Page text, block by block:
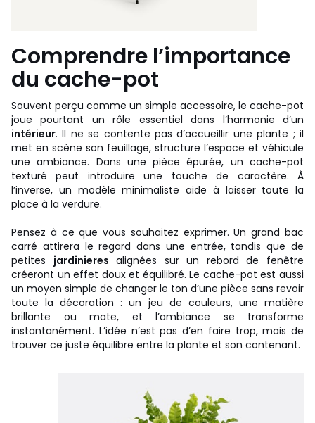
Comprendre l’importance
du cache-pot
Souvent perçu comme un simple accessoire, le cache-pot
joue pourtant un rôle essentiel dans l’harmonie d’un
intérieur. Il ne se contente pas d’accueillir une plante ; il
met en scène son feuillage, structure l’espace et véhicule
une ambiance. Dans une pièce épurée, un cache-pot
texturé peut introduire une touche de caractère. À
l’inverse, un modèle minimaliste aide à laisser toute la
place à la verdure.
Pensez à ce que vous souhaitez exprimer. Un grand bac
carré attirera le regard dans une entrée, tandis que de
petites jardinieres alignées sur un rebord de fenêtre
créeront un effet doux et équilibré. Le cache-pot est aussi
un moyen simple de changer le ton d’une pièce sans revoir
toute la décoration : un jeu de couleurs, une matière
brillante ou mate, et l’ambiance se transforme
instantanément. L’idée n’est pas d’en faire trop, mais de
trouver ce juste équilibre entre la plante et son contenant.